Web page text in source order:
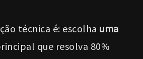
técnica é: escolha uma
que resolva 80%